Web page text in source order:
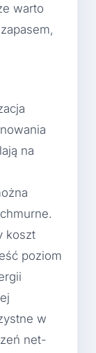
warto
na
koszt
poziom
w
net-